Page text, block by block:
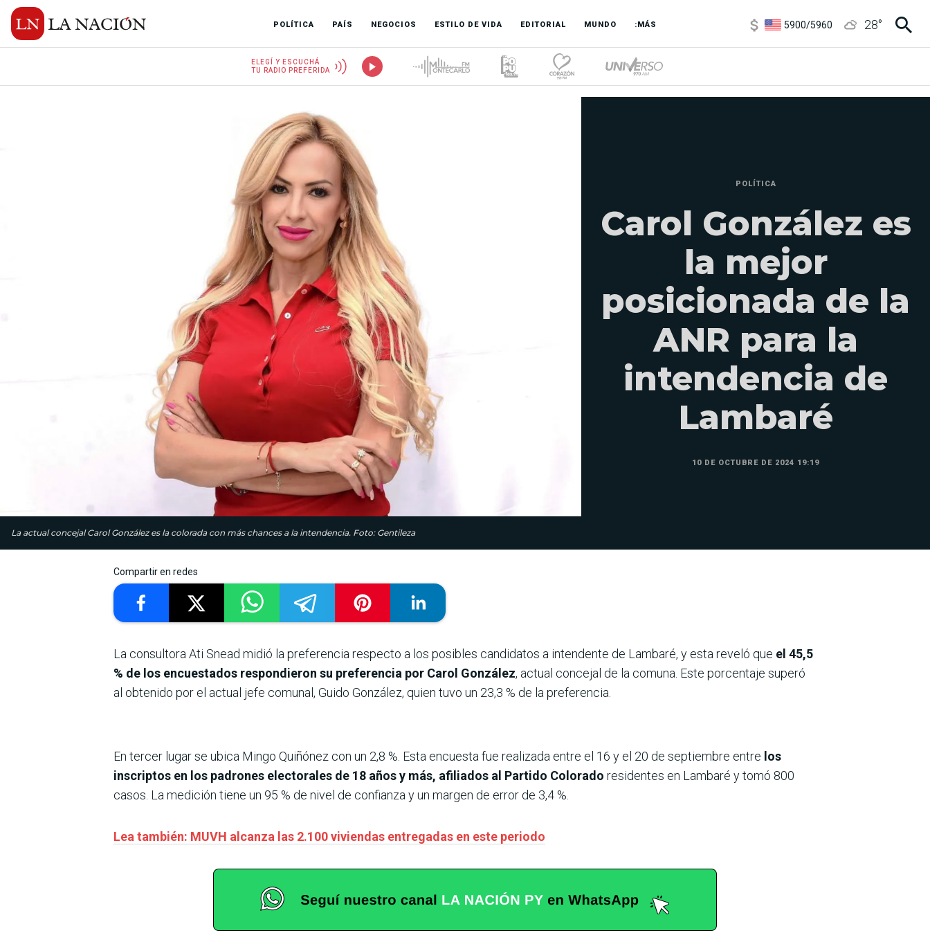
POLÍTICA PAÍS NEGOCIOS ESTILO DE VIDA EDITORIAL MUNDO :MÁS
1100/1160 28°
ELEGÍ Y ESCUCHÁ
TU RADIO PREFERIDA
La actual concejal Carol González es la colorada con más chances a la intendencia. Foto: Gentileza
POLÍTICA
Carol González es
la mejor
posicionada de la
ANR para la
intendencia de
Lambaré
10 DE OCTUBRE DE 2024 19:19
Compartir en redes
La consultora Ati Snead midió la preferencia respecto a los posibles candidatos a intendente de Lambaré, y esta reveló que el 45,5
% de los encuestados respondieron su preferencia por Carol González, actual concejal de la comuna. Este porcentaje superó
al obtenido por el actual jefe comunal, Guido González, quien tuvo un 23,3 % de la preferencia.
En tercer lugar se ubica Mingo Quiñónez con un 2,8 %. Esta encuesta fue realizada entre el 16 y el 20 de septiembre entre los
inscriptos en los padrones electorales de 18 años y más, afiliados al Partido Colorado residentes en Lambaré y tomó 800
casos. La medición tiene un 95 % de nivel de confianza y un margen de error de 3,4 %.
Lea también: MUVH alcanza las 2.100 viviendas entregadas en este periodo